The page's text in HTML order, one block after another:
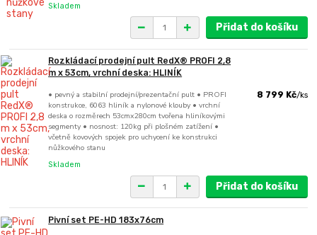
Skladem
Přidat do košíku
Rozkládací prodejní pult RedX® PROFI 2,8
m x 53cm, vrchní deska: HLINÍK
• pevný a stabilní prodejní/prezentační pult • PROFI
konstrukce, 6063 hliník a nylonové klouby • vrchní
deska o rozměrech 53cmx280cm tvořena hliníkovými
segmenty • nosnost: 120kg při plošném zatížení •
včetně kovových spojek pro uchycení ke konstrukci
nůžkového stanu
8 799 Kč/ks
Skladem
Přidat do košíku
Pivní set PE-HD 183x76cm